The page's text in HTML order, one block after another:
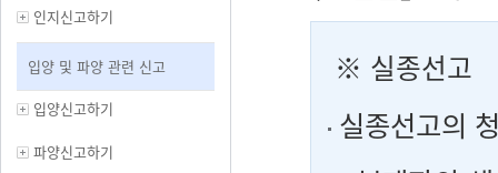
인지신고하기
입양 및 파양 관련 신고
입양신고하기
파양신고하기
※ 실종선고
실종선고의